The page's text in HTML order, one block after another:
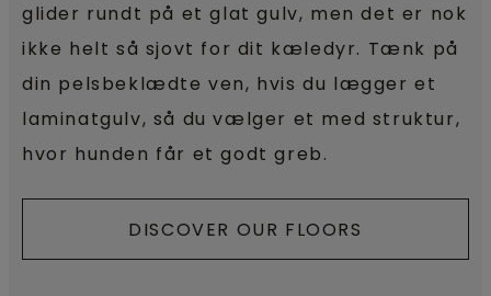
glider rundt på et glat gulv, men det er nok
ikke helt så sjovt for dit kæledyr. Tænk på
din pelsbeklædte ven, hvis du lægger et
laminatgulv, så du vælger et med struktur,
hvor hunden får et godt greb.
DISCOVER OUR FLOORS